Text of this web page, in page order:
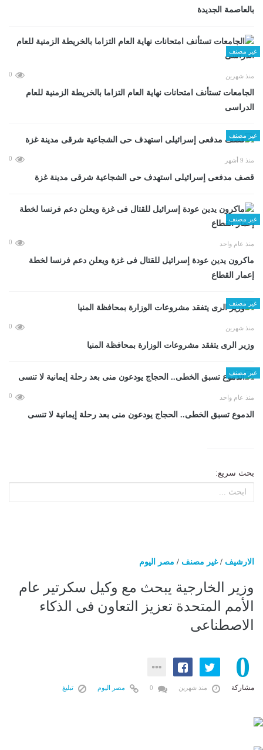
بالعاصمة الجديدة
غير مصنف
منذ شهرين 0
الجامعات تستأنف امتحانات نهاية العام التزاما بالخريطة الزمنية للعام
الدراسى
غير مصنف
منذ 9 أشهر 0
قصف مدفعى إسرائيلى استهدف حى الشجاعية شرقى مدينة غزة
غير مصنف
منذ عام واحد 0
ماكرون يدين عودة إسرائيل للقتال فى غزة ويعلن دعم فرنسا لخطة
إعمار القطاع
غير مصنف
منذ شهرين 0
وزير الرى يتفقد مشروعات الوزارة بمحافظة المنيا
غير مصنف
منذ عام واحد 0
الدموع تسبق الخطى.. الحجاج يودعون منى بعد رحلة إيمانية لا تنسى
بحث سريع:
الارشيف /غير مصنف / مصر اليوم
وزير الخارجية يبحث مع وكيل سكرتير عام
الأمم المتحدة تعزيز التعاون فى الذكاء
الاصطناعى
0
مشاركة منذ شهرين مصر اليوم تبليغ